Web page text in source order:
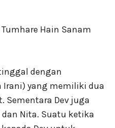
dengan
Irani) yang memiliki dua
Sementara Dev juga
Nita. Suatu ketika